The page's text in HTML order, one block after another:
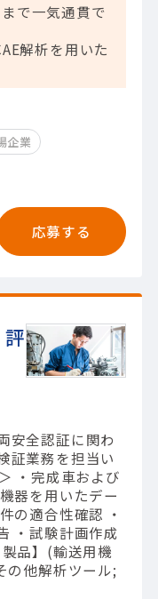
で一気通貫で
解析を用いた
企業
応募する
安全認証に関わ
証業務を担当い
・完成車および
器を用いたデー
の適合性確認 ・
・試験計画作成
品】(輸送用機
の他解析ツール;